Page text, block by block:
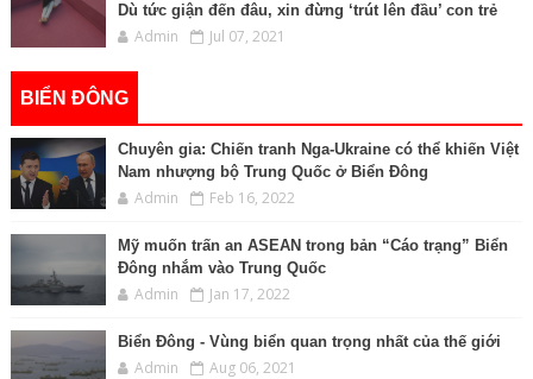
Dù tức giận đến đâu, xin đừng ‘trút lên đầu’ con trẻ
Admin Jul 07, 2021
BIỂN ĐÔNG
Chuyên gia: Chiến tranh Nga-Ukraine có thể khiến Việt
Nam nhượng bộ Trung Quốc ở Biển Đông
Admin Feb 16, 2022
Mỹ muốn trấn an ASEAN trong bản “Cáo trạng” Biển
Đông nhắm vào Trung Quốc
Admin Jan 17, 2022
Biển Đông - Vùng biển quan trọng nhất của thế giới
Admin Aug 06, 2021